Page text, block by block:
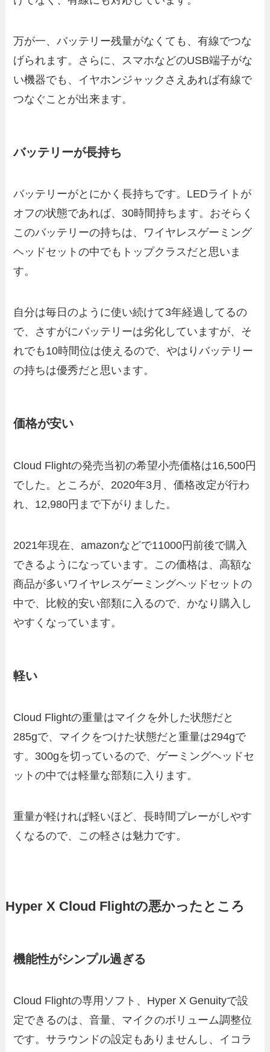
万が一、バッテリー残量がなくても、有線でつな
げられます。さらに、スマホなどのUSB端子がな
い機器でも、イヤホンジャックさえあれば有線で
つなぐことが出来ます。
バッテリーが長持ち
バッテリーがとにかく長持ちです。LEDライトが
オフの状態であれば、30時間持ちます。おそらく
このバッテリーの持ちは、ワイヤレスゲーミング
ヘッドセットの中でもトップクラスだと思いま
す。
自分は毎日のように使い続けて3年経過してるの
で、さすがにバッテリーは劣化していますが、そ
れでも10時間位は使えるので、やはりバッテリー
の持ちは優秀だと思います。
価格が安い
Cloud Flightの発売当初の希望小売価格は16,500円
でした。ところが、2020年3月、価格改定が行わ
れ、12,980円まで下がりました。
2021年現在、amazonなどで11000円前後で購入
できるようになっています。この価格は、高額な
商品が多いワイヤレスゲーミングヘッドセットの
中で、比較的安い部類に入るので、かなり購入し
やすくなっています。
軽い
Cloud Flightの重量はマイクを外した状態だと
285gで、マイクをつけた状態だと重量は294gで
す。300gを切っているので、ゲーミングヘッドセ
ットの中では軽量な部類に入ります。
重量が軽ければ軽いほど、長時間プレーがしやす
くなるので、この軽さは魅力です。
Hyper X Cloud Flightの悪かったところ
機能性がシンプル過ぎる
Cloud Flightの専用ソフト、Hyper X Genuityで設
定できるのは、音量、マイクのボリューム調整位
です。サラウンドの設定もありませんし、イコラ